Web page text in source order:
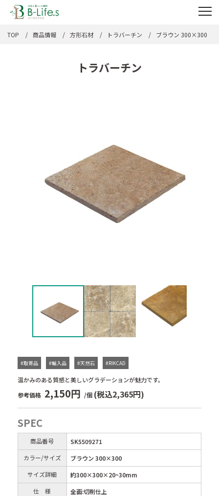
TOP 商品情報 方形石材 トラバーチン ブラウン 300×300
トラバーチン
温かみのある質感と美しいグラデーションが魅力です。
#取寄品 #輸入品 #天然石 #RIKCAD
参考価格 2,150円 /個 (税込2,365円)
SPEC
商品番号
SK5509271
カラー/サイズ
ブラウン 300×300
サイズ詳細
約300×300×20~30mm
仕 様
全面:切削仕上